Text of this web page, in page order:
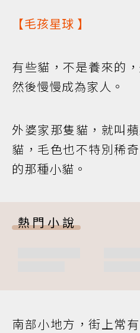
【毛孩星球 】
有些貓，不是養來的
然後慢慢成為家人。
外婆家那隻貓，就叫
貓，毛色也不特別稀
的那種小貓。
熱門小說
南部小地方，街上常